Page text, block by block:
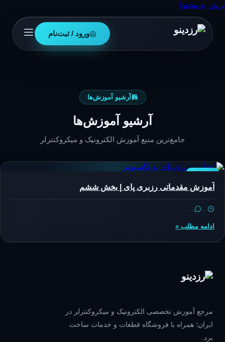
پرش به محتوا
ورود / ثبت‌نام
آرشیو آموزش‌ها
آرشیو آموزش‌ها
جامع‌ترین منبع آموزش الکترونیک و میکروکنترلر
رزبری‌پای
آموزش مقدماتی رزبری پای | بخش ششم
…
…
ادامه مطلب »
مرجع آموزش تخصصی الکترونیک و میکروکنترلر در
ایران؛ همراه با فروشگاه قطعات و خدمات ساخت
برد.